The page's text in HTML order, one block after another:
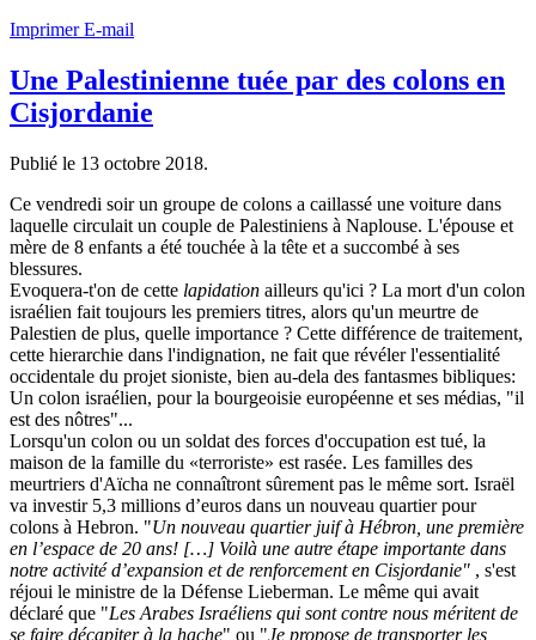
ImprimerE-mail
Une Palestinienne tuée par des colons en
Cisjordanie
Publié le 13 octobre 2018.
Ce vendredi soir un groupe de colons a caillassé une voiture dans
laquelle circulait un couple de Palestiniens à Naplouse. L'épouse et
mère de 8 enfants a été touchée à la tête et a succombé à ses
blessures.
Evoquera-t'on de cette lapidation ailleurs qu'ici ? La mort d'un colon
israélien fait toujours les premiers titres, alors qu'un meurtre de
Palestien de plus, quelle importance ? Cette différence de traitement,
cette hierarchie dans l'indignation, ne fait que révéler l'essentialité
occidentale du projet sioniste, bien au-dela des fantasmes bibliques:
Un colon israélien, pour la bourgeoisie européenne et ses médias, "il
est des nôtres"...
Lorsqu'un colon ou un soldat des forces d'occupation est tué, la
maison de la famille du «terroriste» est rasée. Les familles des
meurtriers d'Aïcha ne connaîtront sûrement pas le même sort. Israël
va investir 5,3 millions d’euros dans un nouveau quartier pour
colons à Hebron. "Un nouveau quartier juif à Hébron, une première
en l’espace de 20 ans! […] Voilà une autre étape importante dans
notre activité d’expansion et de renforcement en Cisjordanie" , s'est
réjoui le ministre de la Défense Lieberman. Le même qui avait
déclaré que "Les Arabes Israéliens qui sont contre nous méritent de
se faire décapiter à la hache" ou "Je propose de transporter les